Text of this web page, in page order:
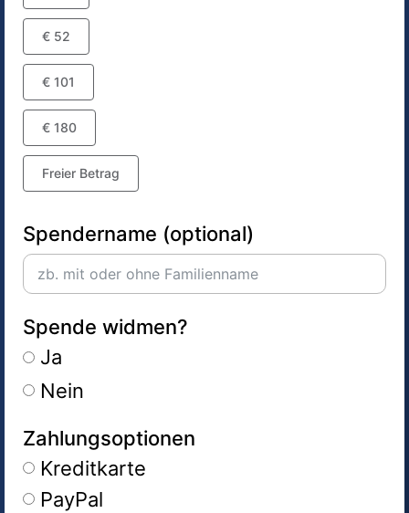
€ 52
€ 101
€ 180
Freier Betrag
Spendername (optional)
Spende widmen?
Ja
Nein
Zahlungsoptionen
Kreditkarte
PayPal